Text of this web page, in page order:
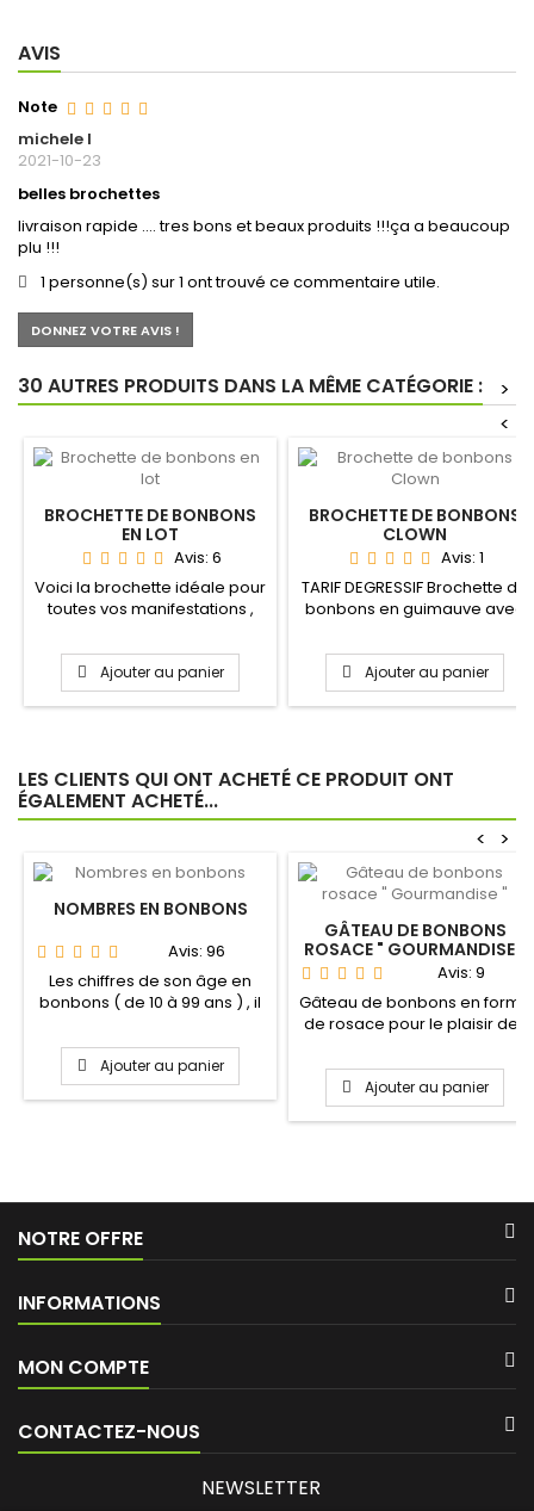
AVIS
Note
michele l
2021-10-23
belles brochettes
livraison rapide .... tres bons et beaux produits !!!ça a beaucoup
plu !!!
1 personne(s) sur 1 ont trouvé ce commentaire utile.
DONNEZ VOTRE AVIS !
30 AUTRES PRODUITS DANS LA MÊME CATÉGORIE :
>
<
BROCHETTE DE BONBONS
EN LOT
Avis: 6
Voici la brochette idéale pour
toutes vos manifestations ,
Ajouter au panier
BROCHETTE DE BONBONS
CLOWN
Avis: 1
TARIF DEGRESSIF Brochette de
bonbons en guimauve avec
Ajouter au panier
LES CLIENTS QUI ONT ACHETÉ CE PRODUIT ONT
ÉGALEMENT ACHETÉ...
>
<
NOMBRES EN BONBONS
Avis: 96
Les chiffres de son âge en
bonbons ( de 10 à 99 ans ) , il
Ajouter au panier
GÂTEAU DE BONBONS
ROSACE " GOURMANDISE "
Avis: 9
Gâteau de bonbons en forme
de rosace pour le plaisir des
Ajouter au panier
NOTRE OFFRE
INFORMATIONS
MON COMPTE
CONTACTEZ-NOUS
NEWSLETTER